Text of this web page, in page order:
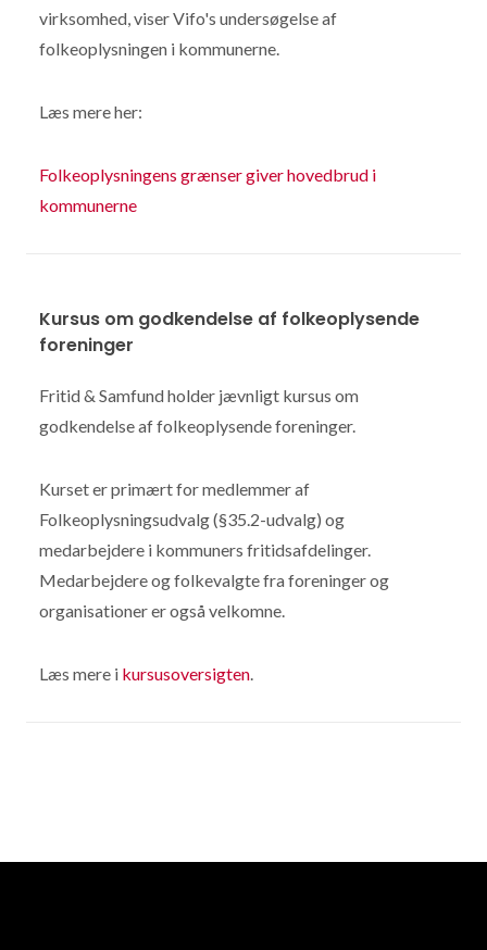
virksomhed, viser Vifo's undersøgelse af
folkeoplysningen i kommunerne.
Læs mere her:
Folkeoplysningens grænser giver hovedbrud i
kommunerne
Kursus om godkendelse af folkeoplysende
foreninger
Fritid & Samfund holder jævnligt kursus om
godkendelse af folkeoplysende foreninger.
Kurset er primært for medlemmer af
Folkeoplysningsudvalg (§35.2-udvalg) og
medarbejdere i kommuners fritidsafdelinger.
Medarbejdere og folkevalgte fra foreninger og
organisationer er også velkomne.
Læs mere i kursusoversigten.